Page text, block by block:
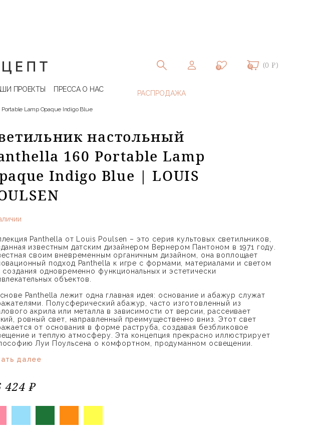
0 0 (0 ₽)
ПРОЕКТЫ ПРЕССА О НАС
Lamp Opaque Indigo Blue
настольный
160 Portable Lamp
Indigo Blue | LOUIS
Panthella от Louis Poulsen – это серия культовых светильников,
известным датским дизайнером Вернером Пантоном в 1971 году.
своим вневременным органичным дизайном, она воплощает
подход Panthella к игре с формами, материалами и светом
создания одновременно функциональных и эстетически
объектов.
Panthella лежит одна главная идея: основание и абажур служат
Полусферический абажур, часто изготовленный из
акрила или металла в зависимости от версии, рассеивает
ровный свет, направленный преимущественно вниз. Этот свет
от основания в форме раструба, создавая безбликовое
и теплую атмосферу. Эта концепция прекрасно иллюстрирует
Луи Поульсена о комфортном, продуманном освещении.
далее
424 ₽